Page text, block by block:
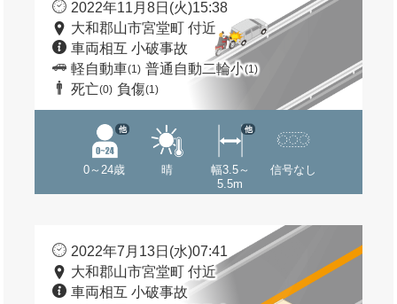
2022年11月8日(火)15:38
大和郡山市宮堂町 付近
車両相互 小破事故
軽自動車(1) 普通自動二輪小(1)
死亡(0) 負傷(1)
0～24歳
他
晴
幅3.5～
5.5m
他
信号なし
2022年7月13日(水)07:41
大和郡山市宮堂町 付近
車両相互 小破事故